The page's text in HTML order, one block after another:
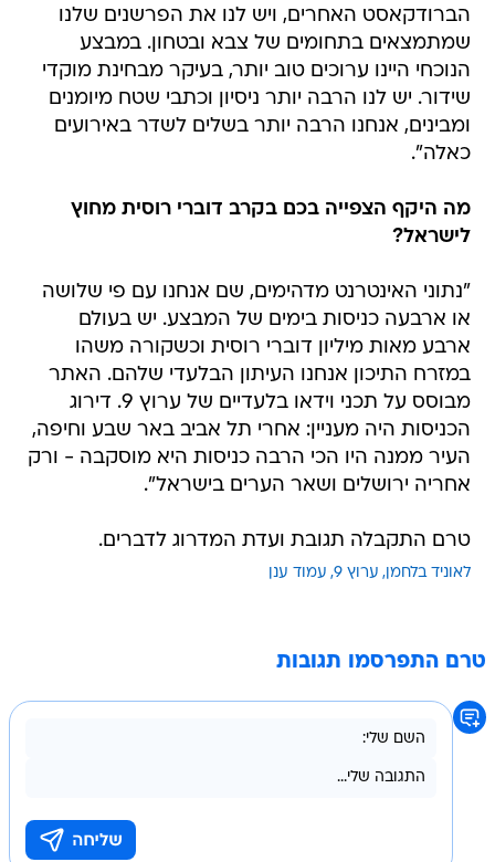
הברודקאסט האחרים, ויש לנו את הפרשנים שלנו
שמתמצאים בתחומים של צבא ובטחון. במבצע
הנוכחי היינו ערוכים טוב יותר, בעיקר מבחינת מוקדי
שידור. יש לנו הרבה יותר ניסיון וכתבי שטח מיומנים
ומבינים, אנחנו הרבה יותר בשלים לשדר באירועים
כאלה".
מה היקף הצפייה בכם בקרב דוברי רוסית מחוץ
לישראל?
"נתוני האינטרנט מדהימים, שם אנחנו עם פי שלושה
או ארבעה כניסות בימים של המבצע. יש בעולם
ארבע מאות מיליון דוברי רוסית וכשקורה משהו
במזרח התיכון אנחנו העיתון הבלעדי שלהם. האתר
מבוסס על תכני וידאו בלעדיים של ערוץ 9. דירוג
הכניסות היה מעניין: אחרי תל אביב באר שבע וחיפה,
העיר ממנה היו הכי הרבה כניסות היא מוסקבה - ורק
אחריה ירושלים ושאר הערים בישראל".
טרם התקבלה תגובת ועדת המדרוג לדברים.
לאוניד בלחמן ערוץ 9 עמוד ענן
טרם התפרסמו תגובות